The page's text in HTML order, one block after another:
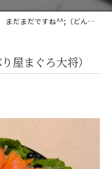
まだまだですね^^;（どんぶり屋まぐろ大将）
屋まぐろ大将）